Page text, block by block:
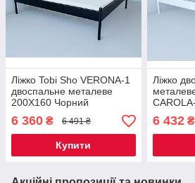
Ліжко Tobi Sho VERONA-1
двоспальне металеве
200X160 Чорний
6 360 ₴ 6 491 ₴
Купити
Ліжко
6 432₴